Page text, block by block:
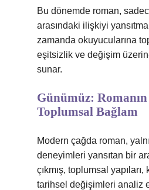
Bu dönemde roman,
arasındaki ilişkiyi
zamanda okuyucularına
eşitsizlik ve değişim
sunar.
Günümüz:
Toplumsal Bağlam
Modern çağda roman,
deneyimleri yansıtan bir
çıkmış, toplumsal
tarihsel değişimleri analiz